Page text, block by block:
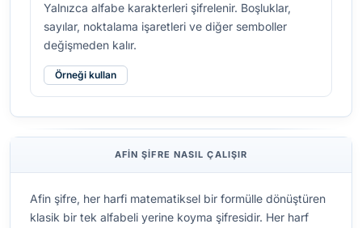
Yalnızca alfabe karakterleri şifrelenir. Boşluklar,
sayılar, noktalama işaretleri ve diğer semboller
değişmeden kalır.
Örneği kullan
AFIN ŞIFRE NASIL ÇALIŞIR
Afin şifre, her harfi matematiksel bir formülle dönüştüren
klasik bir tek alfabeli yerine koyma şifresidir. Her harf